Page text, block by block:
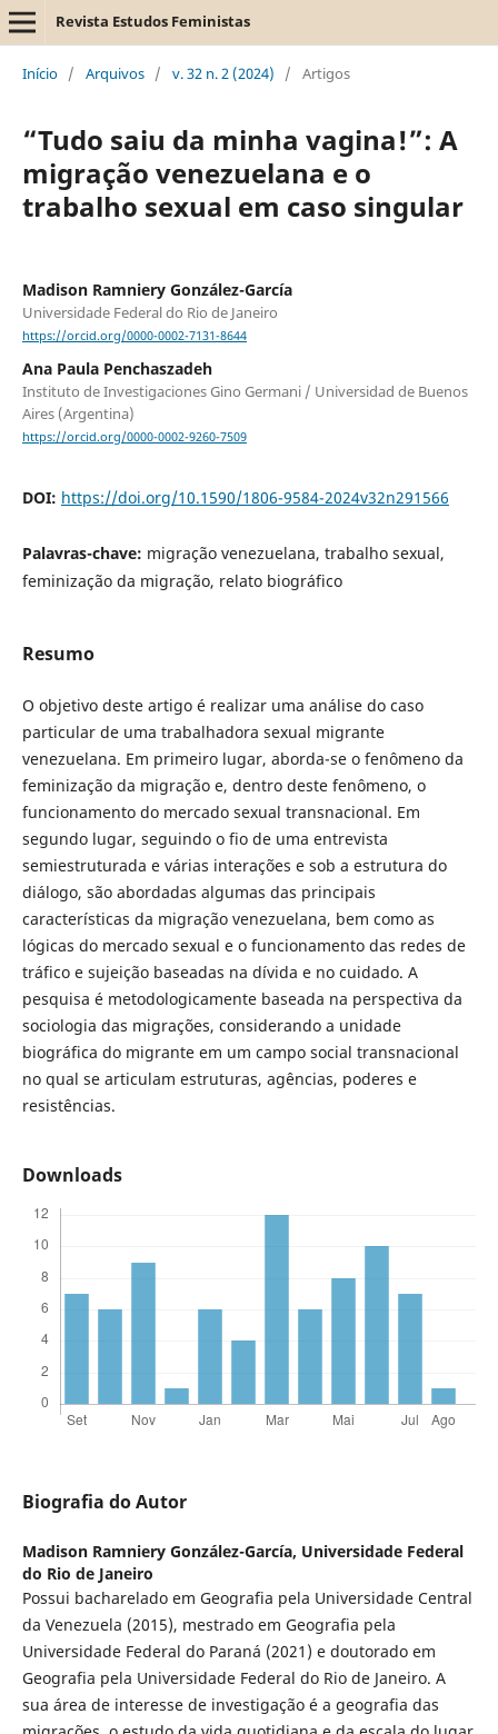
Revista Estudos Feministas
Início / Arquivos / v. 32 n. 2 (2024) / Artigos
“Tudo saiu da minha vagina!”: A
migração venezuelana e o
trabalho sexual em caso singular
Madison Ramniery González-García
Universidade Federal do Rio de Janeiro
https://orcid.org/0000-0002-7131-8644
Ana Paula Penchaszadeh
Instituto de Investigaciones Gino Germani / Universidad de Buenos
Aires (Argentina)
https://orcid.org/0000-0002-9260-7509
DOI: https://doi.org/10.1590/1806-9584-2024v32n291566
Palavras-chave: migração venezuelana, trabalho sexual,
feminização da migração, relato biográfico
Resumo
O objetivo deste artigo é realizar uma análise do caso
particular de uma trabalhadora sexual migrante
venezuelana. Em primeiro lugar, aborda-se o fenômeno da
feminização da migração e, dentro deste fenômeno, o
funcionamento do mercado sexual transnacional. Em
segundo lugar, seguindo o fio de uma entrevista
semiestruturada e várias interações e sob a estrutura do
diálogo, são abordadas algumas das principais
características da migração venezuelana, bem como as
lógicas do mercado sexual e o funcionamento das redes de
tráfico e sujeição baseadas na dívida e no cuidado. A
pesquisa é metodologicamente baseada na perspectiva da
sociologia das migrações, considerando a unidade
biográfica do migrante em um campo social transnacional
no qual se articulam estruturas, agências, poderes e
resistências.
Downloads
Biografia do Autor
Madison Ramniery González-García, Universidade Federal
do Rio de Janeiro
Possui bacharelado em Geografia pela Universidade Central
da Venezuela (2015), mestrado em Geografia pela
Universidade Federal do Paraná (2021) e doutorado em
Geografia pela Universidade Federal do Rio de Janeiro. A
sua área de interesse de investigação é a geografia das